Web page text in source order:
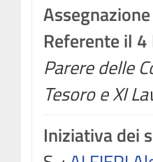
Assegnazione
Referente il
Parere delle
Tesoro e XI
Iniziativa dei